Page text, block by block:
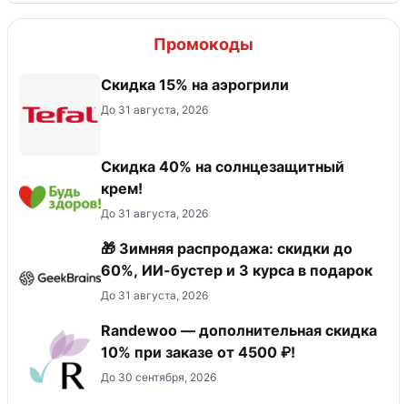
Промокоды
Скидка 15% на аэрогрили
До 31 августа, 2026
Скидка 40% на солнцезащитный
крем!
До 31 августа, 2026
🎁 Зимняя распродажа: скидки до
60%, ИИ-бустер и 3 курса в подарок
До 31 августа, 2026
Randewoo — дополнительная скидка
10% при заказе от 4500 ₽!
До 30 сентября, 2026